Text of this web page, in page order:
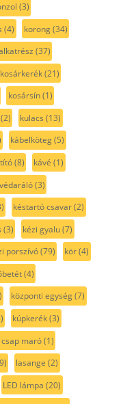
(3)
(4) korong(34)
(37)
kosárkerék(21)
kosársín(1)
kulacs (13)
kábelköteg(5)
(8) kávé (1)
(3)
késtartó csavar(2)
(3) kézi gyalu(7)
porszívó(79) kör(4)
(4)
központi egység(7)
kúpkerék(3)
maró(1)
lasange (2)
LED lámpa (20)